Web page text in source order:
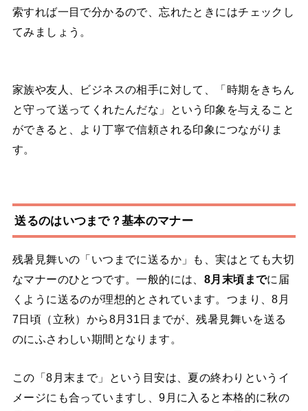
索すれば一目で分かるので、忘れたときにはチェックし
てみましょう。
家族や友人、ビジネスの相手に対して、「時期をきちん
と守って送ってくれたんだな」という印象を与えること
ができると、より丁寧で信頼される印象につながりま
す。
送るのはいつまで？基本のマナー
残暑見舞いの「いつまでに送るか」も、実はとても大切
なマナーのひとつです。一般的には、 8月末頃までに届
くように送るのが理想的とされています。つまり、8月
7日頃（立秋）から8月31日までが、残暑見舞いを送る
のにふさわしい期間となります。
この「8月末まで」という目安は、夏の終わりというイ
メージにも合っていますし、9月に入ると本格的に秋の